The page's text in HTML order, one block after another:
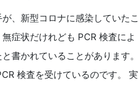
、新型コロナに感染していたこ
症状だけれども PCR 検査によ
書かれていることがあります。
検査を受けているのです。 実